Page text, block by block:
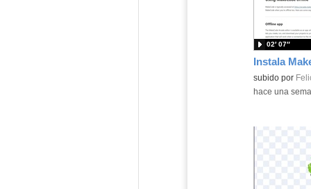
Contenido
subido por
02′ 07″
-hace una